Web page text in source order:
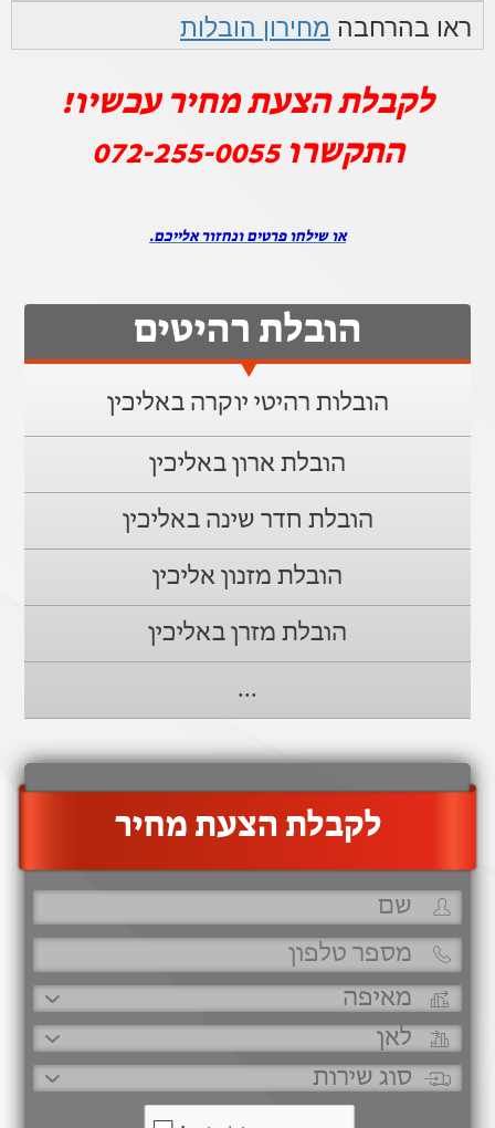
ראו בהרחבה מחירון הובלות
לקבלת הצעת מחיר עכשיו!
התקשרו072-255-0055
או שילחו פרטים ונחזור אלייכם.
הובלת רהיטים
הובלות רהיטי יוקרה באליכין
הובלת ארון באליכין
הובלת חדר שינה באליכין
הובלת מזנון אליכין
הובלת מזרן באליכין
...
‫לקבלת הצעת מחיר